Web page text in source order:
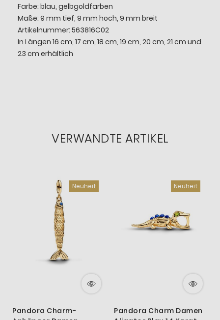
Farbe: blau, gelbgoldfarben
Maße: 9 mm tief, 9 mm hoch, 9 mm breit
Artikelnummer: 563816C02
In Längen 16 cm, 17 cm, 18 cm, 19 cm, 20 cm, 21 cm und
23 cm erhältlich
VERWANDTE ARTIKEL
Neuheit
Pandora Charm-
Neuheit
Pandora Charm Damen